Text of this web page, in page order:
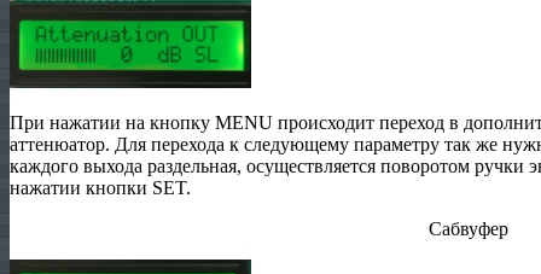
При нажатии на кнопку MENU происходит переход в
аттенюатор. Для перехода к следующему параметру так же
каждого выхода раздельная, осуществляется поворотом ручки
нажатии кнопки SET.
Сабвуфер